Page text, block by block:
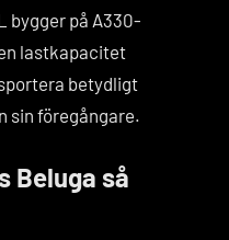
bygger på A330-
lastkapacitet
betydligt
sin föregångare.
Beluga så